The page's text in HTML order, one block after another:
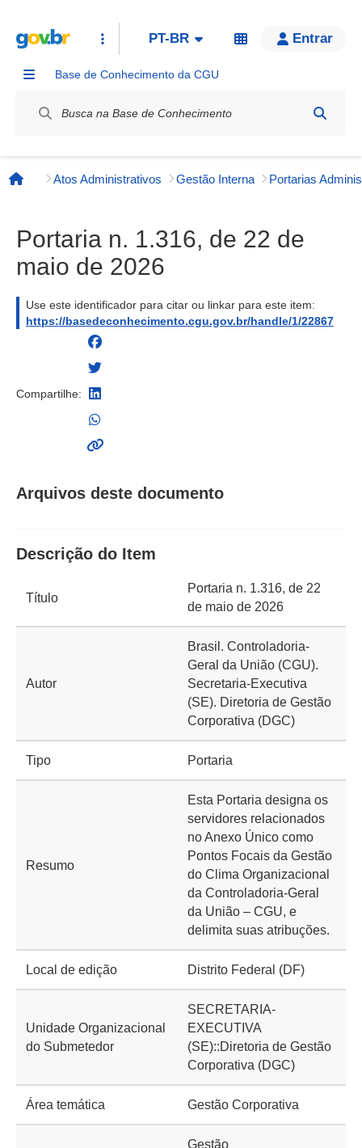
PT-BR Entrar
Base de Conhecimento da CGU
Página inicial
Atos Administrativos Gestão Interna
Portaria n. 1.316, de 22 de
maio de 2026
Use este identificador para citar ou linkar para este item:
https://basedeconhecimento.cgu.gov.br/handle/1/22867
Compartilhe:
Arquivos deste documento
Descrição do Item
Título
Portaria n. 1.316, de 22
de maio de 2026
Autor
Brasil. Controladoria-
Geral da União (CGU).
Secretaria-Executiva
(SE). Diretoria de Gestão
Corporativa (DGC)
Tipo Portaria
Resumo
Esta Portaria designa os
servidores relacionados
no Anexo Único como
Pontos Focais da Gestão
do Clima Organizacional
da Controladoria-Geral
da União – CGU, e
delimita suas atribuções.
Local de edição Distrito Federal (DF)
Unidade Organizacional
do Submetedor
SECRETARIA-
EXECUTIVA
(SE)::Diretoria de Gestão
Corporativa (DGC)
Área temática Gestão Corporativa
Gestão